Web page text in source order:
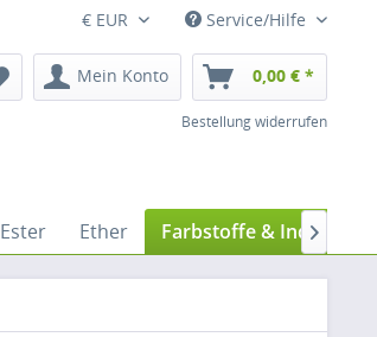
€ EUR Service/Hilfe
Mein Konto 0,00 € *
Bestellung widerrufen
Ester Ether Farbstoffe & 